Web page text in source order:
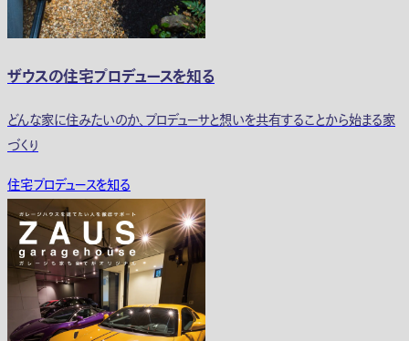
ザウスの住宅プロデュースを知る
どんな家に住みたいのか、プロデューサと想いを共有することから始まる家
づくり
住宅プロデュースを知る